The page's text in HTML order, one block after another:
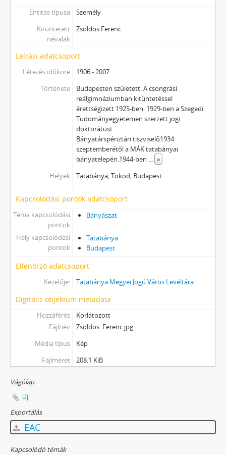
Entitás típusa
Személy
Kitüntetett
névalak
Zsoldos Ferenc
Leírási adatcsoport
Létezés időköre
1906 - 2007
Története
Budapesten született. A csongrási
reálgimnáziumban kitüntetéssel
érettségizett.1925-ben. 1929-ben a Szegedi
Tudományegyetemen szerzett jogi
doktorátust.
Bányatárspénztári tiszviselő1934.
szeptemberétől a MÁK tatabányai
bányatelepén.1944-ben ... »
Helyek
Tatabánya, Tokod, Budapest
Kapcsolódási pontok adatcsoport
Téma kapcsolódási
pontok
Bányászat
Hely kapcsolódási
pontok
Tatabánya
Budapest
Ellenőrző adatcsoport
Kezelője: Tatabánya Megyei Jogú Város Levéltára
Digitális objektum metadata
Hozzáférés
Korlátozott
Fájlnév
Zsoldos_Ferenc.jpg
Média típus
Kép
Fájlméret
208.1 KiB
Vágólap
Új
Exportálás
EAC
Kapcsolódó témák